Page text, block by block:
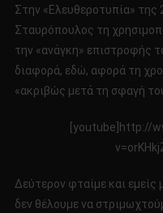
Στην «Ελευθεροτυπία» της
Σταυρόπουλος τη
την «ανάγκη» επιστροφής
διαφορά, εδώ, αφορά τη
«ακριβώς μετά τη σφαγή
[youtube]http://
Δεύτερον φταίμε και εμείς
δεν θέλουμε να